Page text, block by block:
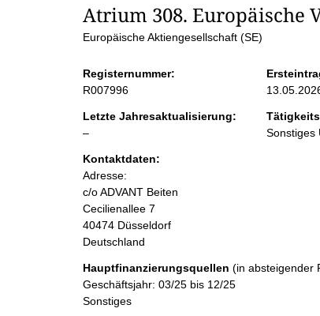
S
i
t
e
n
i
n
Atrium 308. Europäische
Europäische Aktiengesellschaft (SE)
Registernummer:
R007996
Letzte Jahresaktualisierung:
–l
e
r
Sonstiges
Kontaktdaten:
Adresse:
c/o ADVANT Beiten
Cecilienallee 7
40474 Düsseldorf
Deutschland
Hauptfinanzierungsquellen (in absteigender
Geschäftsjahr: 03/25 bis 12/25
Sonstiges